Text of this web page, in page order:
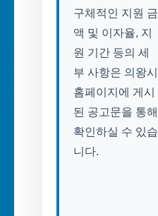
구체적인 지원 금
액 및 이자율, 지
원 기간 등의 세
부 사항은 의왕시
홈페이지에 게시
된 공고문을 통해
확인하실 수 있습